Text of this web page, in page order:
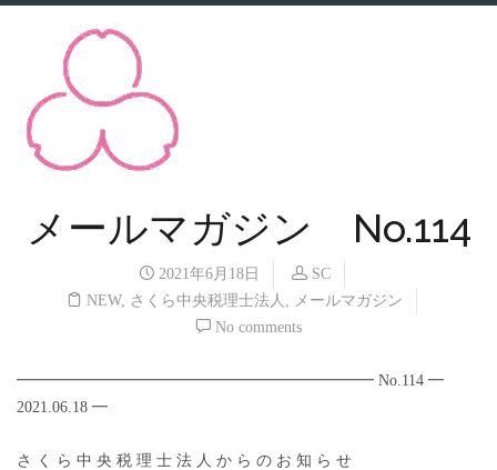
メールマガジン No.114
2021年6月18日
SC
NEW, さくら中央税理士法人 , メールマガジン
No comments
━━━━━━━━━━━━━━━━━━━━━━━ No.114 ━
2021.06.18 ━
さ く ら 中 央 税 理 士 法 人 か ら の お 知 ら せ